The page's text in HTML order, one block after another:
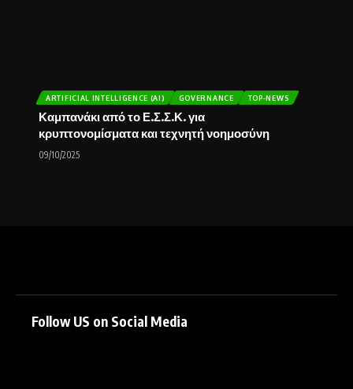
ARTIFICIAL INTELLIGENCE (AI) GOVERNANCE TOP-NEWS
Καμπανάκι από το Ε.Σ.Σ.Κ. για
κρυπτονομίσματα και τεχνητή νοημοσύνη
09/10/2025
Follow US on Social Media